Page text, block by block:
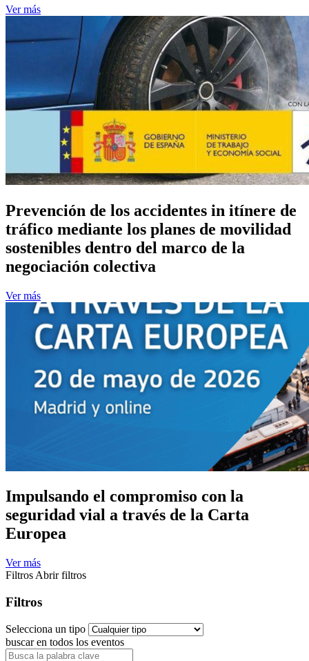
Ver más
Prevención de los accidentes in itínere de
tráfico mediante los planes de movilidad
sostenibles dentro del marco de la
negociación colectiva
Ver más
Impulsando el compromiso con la
seguridad vial a través de la Carta
Europea
Ver más
Filtros Abrir filtros
Filtros
Selecciona un tipo
buscar en todos los eventos